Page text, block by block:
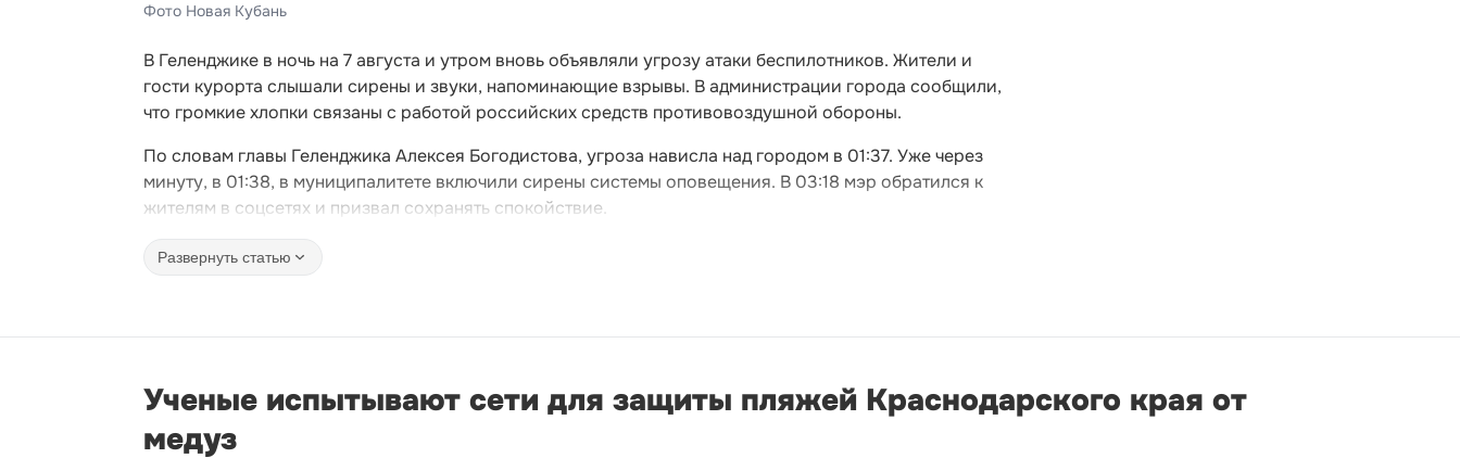
Фото Новая Кубань
В Геленджике в ночь на 7 августа и утром вновь объявляли угрозу атаки беспилотников. Жители и
гости курорта слышали сирены и звуки, напоминающие взрывы. В администрации города сообщили,
что громкие хлопки связаны с работой российских средств противовоздушной обороны.
По словам главы Геленджика Алексея Богодистова, угроза нависла над городом в 01:37. Уже через
минуту, в 01:38, в муниципалитете включили сирены системы оповещения. В 03:18 мэр обратился к
жителям в соцсетях и призвал сохранять спокойствие.
Развернуть статью
Ученые испытывают сети для защиты пляжей Краснодарского края от
медуз